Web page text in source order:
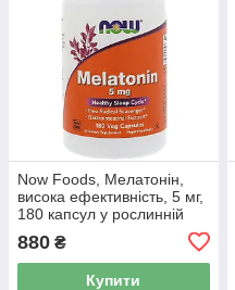
Now Foods, Мелатонін,
висока ефективність, 5 мг,
180 капсул у рослинній
880 ₴
Купити